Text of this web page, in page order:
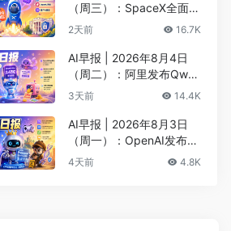
（周三）：SpaceX全面押
注英伟达布局太空AI、四
2天前 16.7K
AI早报 | 2026年8月4日
（周二）：阿里发布Qwen
3.8-Max旗舰模型、MiniM
3天前 14.4K
AI早报 | 2026年8月3日
（周一）：OpenAI发布Pr
esence、DNA证据被曝可
4天前 4.8K